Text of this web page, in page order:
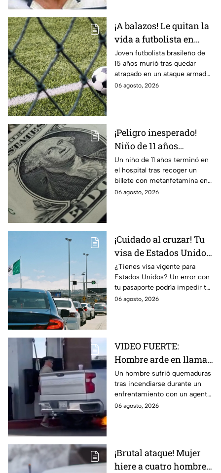
¡A balazos! Le quitan la
vida a futbolista en
pleno partido
Joven futbolista brasileño de
15 años murió tras quedar
atrapado en un ataque armado
en Maceió. Autoridades
06 agosto, 2026
¡Peligro inesperado!
Niño de 11 años
termina en el hospital
tras recoger un billete
del suelo
Un niño de 11 años terminó en
el hospital tras recoger un
billete con metanfetamina en
Alabama. Autoridades
06 agosto, 2026
¡Cuidado al cruzar! Tu
visa de Estados Unidos
podría quedar
cancelada por este
error en el pasaporte
¿Tienes visa vigente para
Estados Unidos? Un error con
tu pasaporte podría impedir tu
entrada, incluso si el
06 agosto, 2026
VIDEO FUERTE:
Hombre arde en llamas
tras recibir descarga de
taser de un policía en
plena gasolinera
Un hombre sufrió quemaduras
tras incendiarse durante un
enfrentamiento con un agente
que usó un taser cerca de una
06 agosto, 2026
¡Brutal ataque! Mujer
hiere a cuatro hombres